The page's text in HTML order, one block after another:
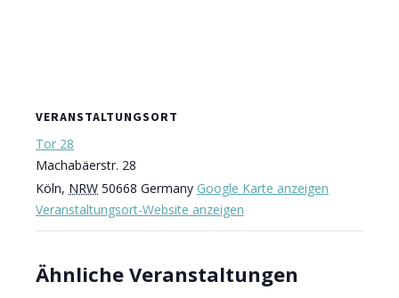
VERANSTALTUNGSORT
Tor 28
Machabäerstr. 28
Köln, NRW 50668 Germany Google Karte anzeigen
Veranstaltungsort-Website anzeigen
Ähnliche Veranstaltungen